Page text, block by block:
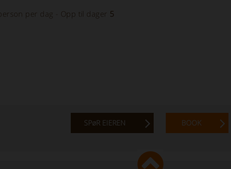
per dag - Opp til dager 5
SPøR EIEREN BOOK